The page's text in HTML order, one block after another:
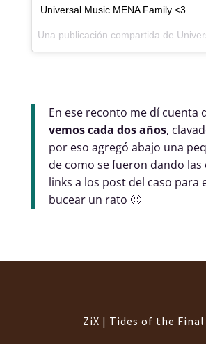
Universal Music MENA Family <3
Una publicación compartida de
En ese reconto me dí cuenta
vemos cada dos años,
por eso agregó abajo una
de como se fueron dando las
links a los post del caso para
bucear un rato 🙂
ZiX | Tides of the Final